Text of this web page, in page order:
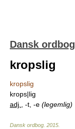
Dansk ordbog
kropslig
kropslig
krops|lig
adj.
, -t, -e (legemlig)
Dansk ordbog 2015